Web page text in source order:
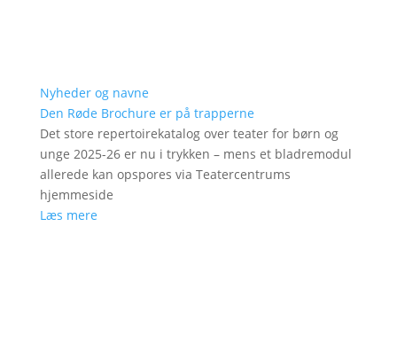
Nyheder og navne
Den Røde Brochure er på trapperne
Det store repertoirekatalog over teater for børn og
unge 2025-26 er nu i trykken – mens et bladremodul
allerede kan opspores via Teatercentrums
hjemmeside
Læs mere